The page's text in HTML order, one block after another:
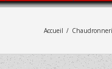
Accueil /